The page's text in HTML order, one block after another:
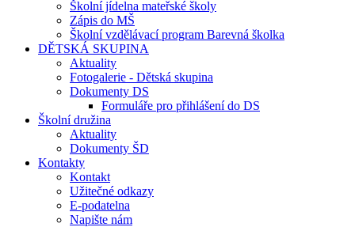
Školní jídelna mateřské školy
Zápis do MŠ
Školní vzdělávací program Barevná školka
DĚTSKÁ SKUPINA
Aktuality
Fotogalerie - Dětská skupina
Dokumenty DS
Formuláře pro přihlášení do DS
Školní družina
Aktuality
Dokumenty ŠD
Kontakty
Kontakt
Užitečné odkazy
E-podatelna
Napište nám